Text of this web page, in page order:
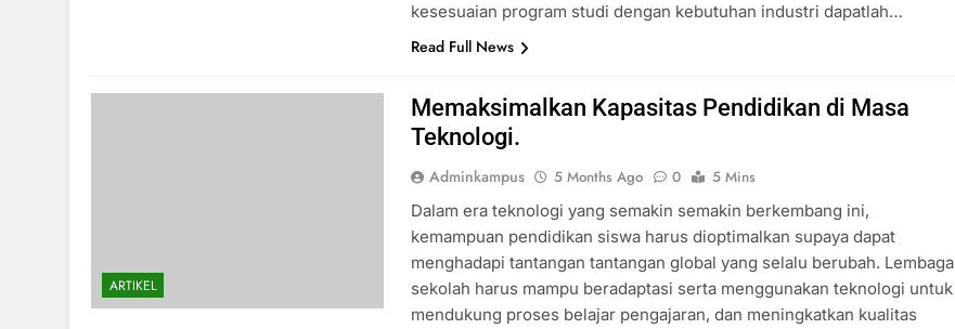
kesesuaian program studi dengan kebutuhan industri dapatlah…
Read Full News
ARTIKEL
Memaksimalkan Kapasitas Pendidikan di Masa
Teknologi.
Adminkampus 5 Months Ago 0
5 Mins
Dalam era teknologi yang semakin semakin berkembang ini,
kemampuan pendidikan siswa harus dioptimalkan supaya dapat
menghadapi tantangan tantangan global yang selalu berubah. Lembaga
sekolah harus mampu beradaptasi serta menggunakan teknologi untuk
mendukung proses belajar pengajaran, dan meningkatkan kualitas